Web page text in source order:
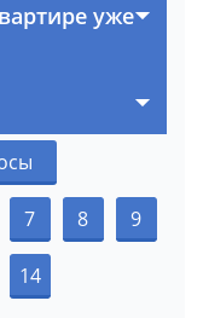
уже
7 8 9
14